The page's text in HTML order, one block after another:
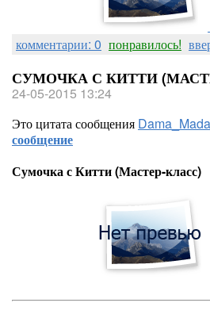
комментарии: 0 понравилось!
СУМОЧКА С КИТТИ
24-05-2015 13:24
Это цитата сообщения
сообщение
Сумочка с Китти (Мастер-класс)